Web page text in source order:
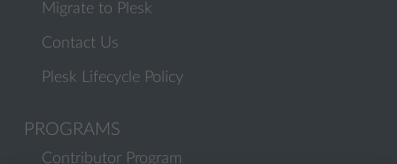
Migrate to Plesk
Contact Us
Plesk Lifecycle Policy
PROGRAMS
Contributor Program